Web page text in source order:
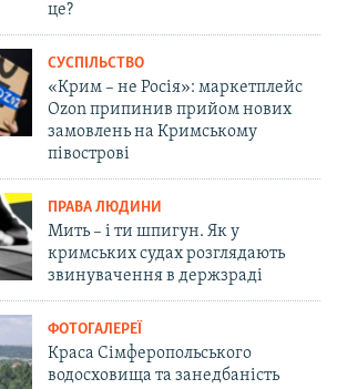
це?
СУСПІЛЬСТВО
«Крим – не Росія»: маркетплейс
Ozon припинив прийом нових
замовлень на Кримському
півострові
ПРАВА ЛЮДИНИ
Мить – і ти шпигун. Як у
кримських судах розглядають
звинувачення в держзраді
ФОТОГАЛЕРЕЇ
Краса Сімферопольського
водосховища та занедбаність